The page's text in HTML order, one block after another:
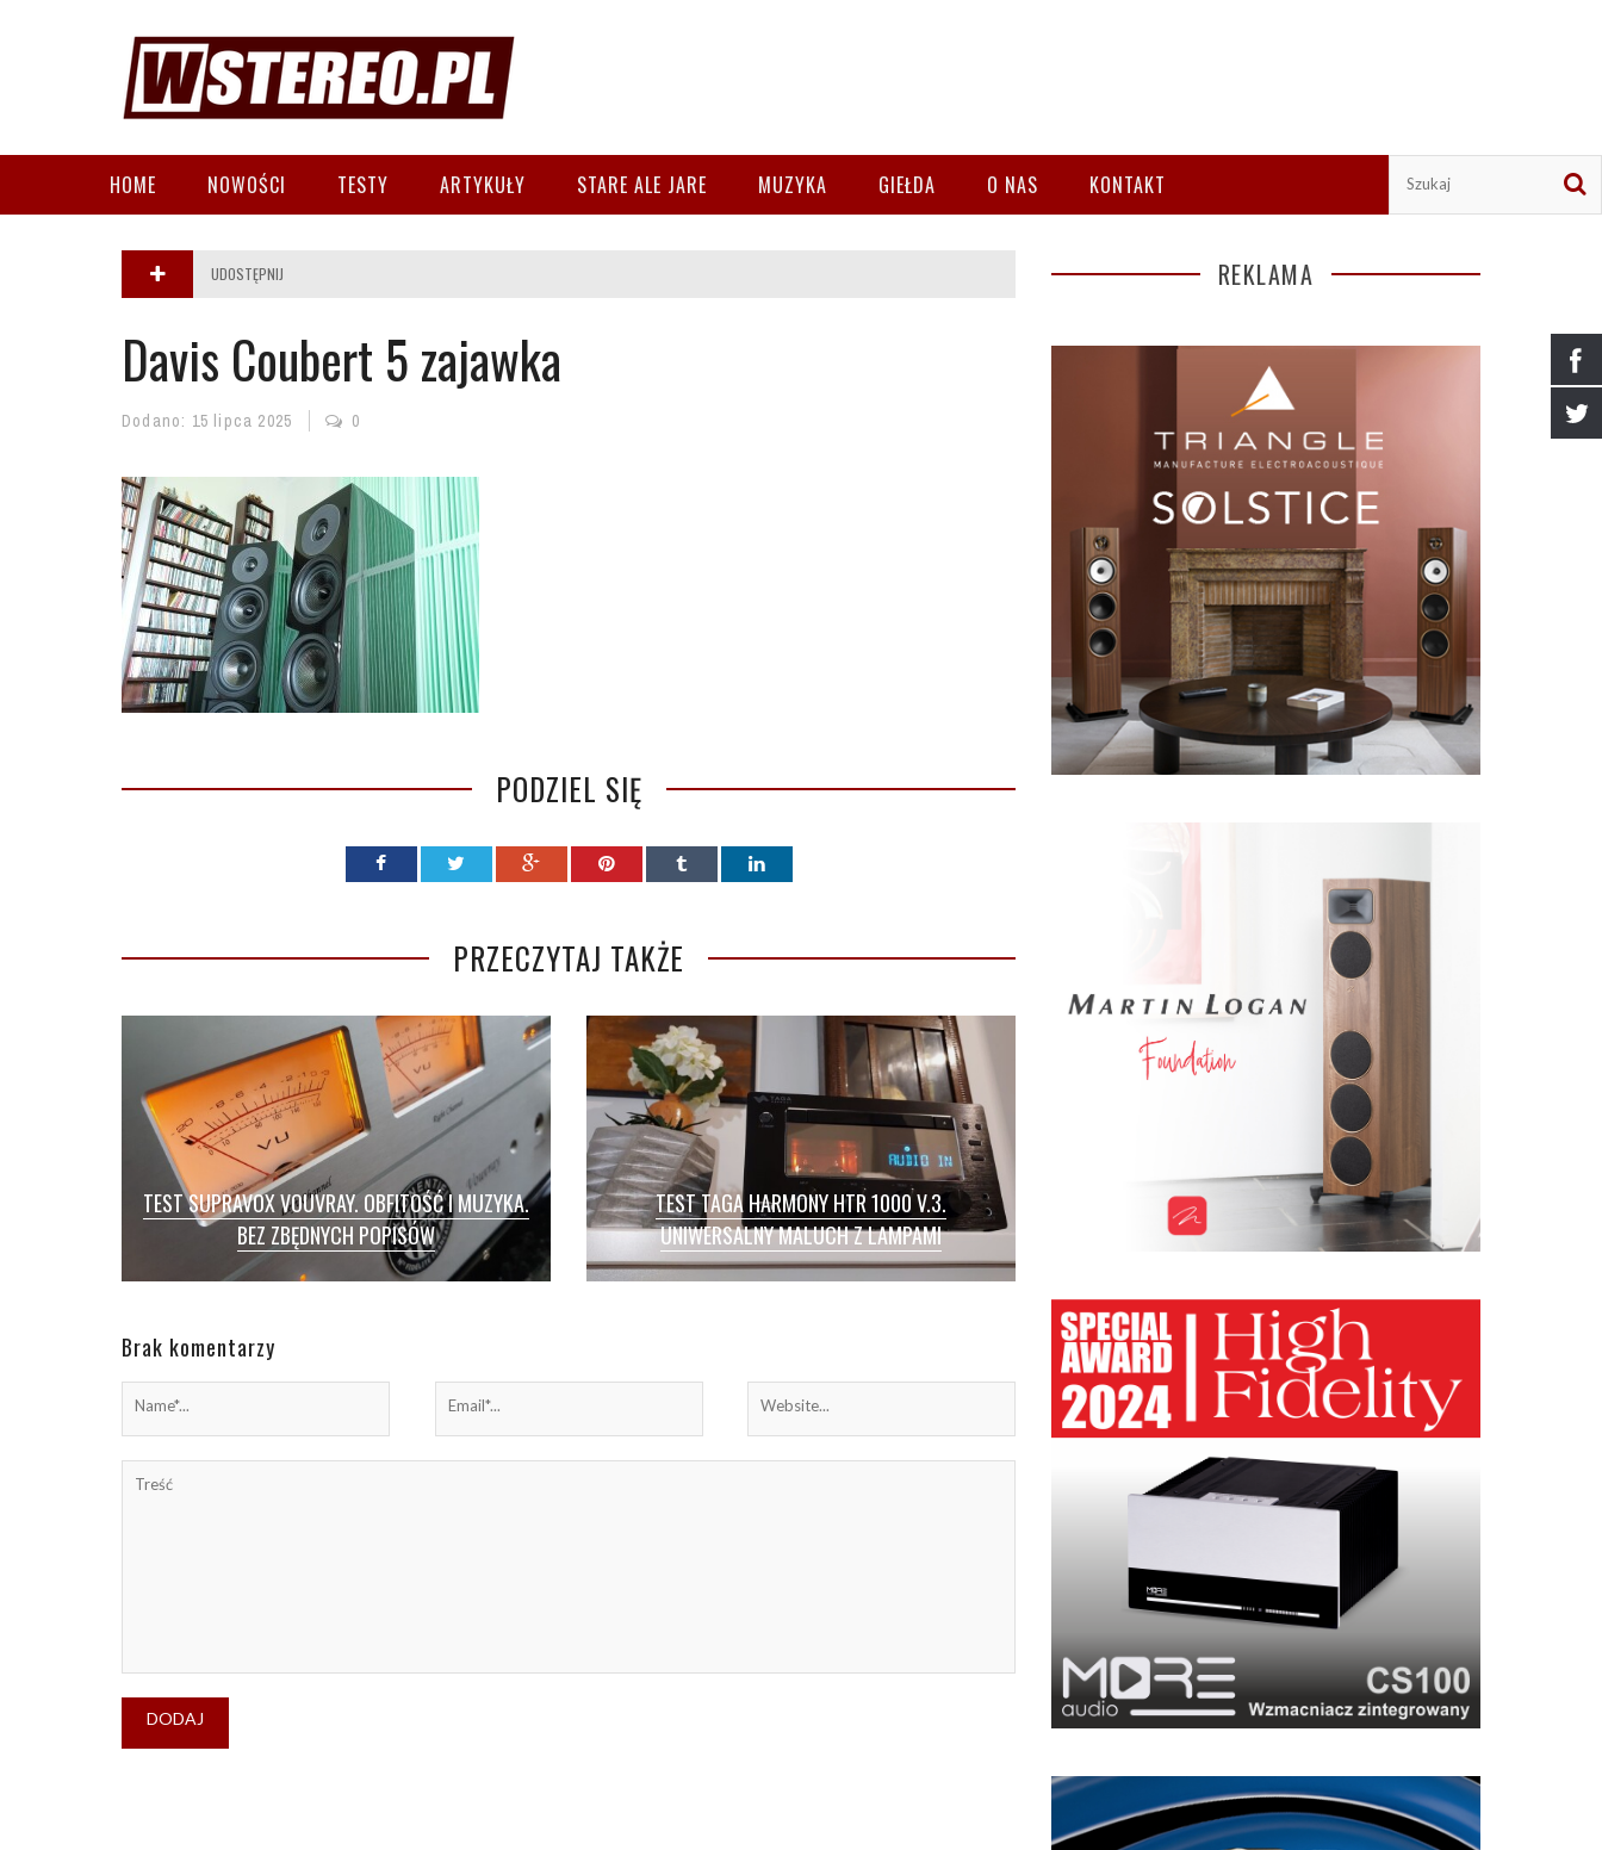
HOME NOWOŚCI TESTY ARTYKUŁY STARE ALE JARE MUZYKA GIEŁDA O NAS KONTAKT
UDOSTĘPNIJ
Davis Coubert 5 zajawka
Dodano: 15 lipca 2025 0
PODZIEL SIĘ
PRZECZYTAJ TAKŻE
TEST SUPRAVOX VOUVRAY. OBFITOŚĆ I MUZYKA.
BEZ ZBĘDNYCH POPISÓW
TEST/ SUPRAVOX VOUVRAY / Są firmy
Wiadomo, Krell to świetne wzmacniacze,
TEST TAGA HARMONY HTR 1000 V.3.
UNIWERSALNY MALUCH Z LAMPAMI
TEST / TAGA HARMONY HTR 1000 V.3 / Są
Brak komentarzy
REKLAMA